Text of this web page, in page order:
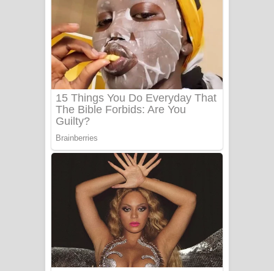
බැබලෙන ගීතයේ පද පෙළ
Adare Wadi Nisa Song Lyrics - ආදරේ
වැඩි නිසා ගීතයේ පද පෙළ
UNUHUMA Song Lyrics - උණුහුම
ගීතයේ පද පෙළ
Katakara Song Lyrics - කටකාර ගීතයේ
පද පෙළ
Tharu Yaye Dilena Song Lyrics - තරු
යායේ දිලෙනා ගීතයේ පද පෙළ
Ow Man Sosa Song Lyrics - ඔව් මං
සෝසා ගීතයේ පද පෙළ